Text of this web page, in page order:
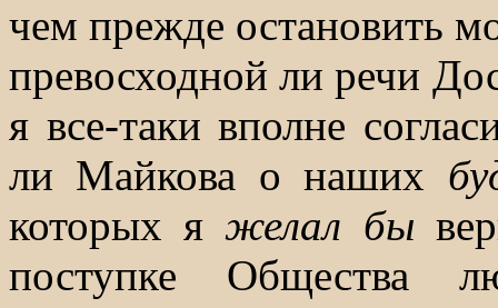
чем прежде остановить
превосходной ли речи
я все-таки вполне
ли Майкова о наших
которых яжелал бы
поступке Общества